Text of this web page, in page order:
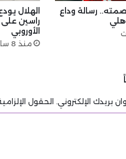
رسالة وداع
الهلال
راسين على
الأوروبي
منذ 8 ساعات
بريدك الإلكتروني. الحقول